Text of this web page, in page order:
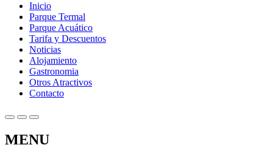
Inicio
Parque Termal
Parque Acuático
Tarifa y Descuentos
Noticias
Alojamiento
Gastronomia
Otros Atractivos
Contacto
MENU